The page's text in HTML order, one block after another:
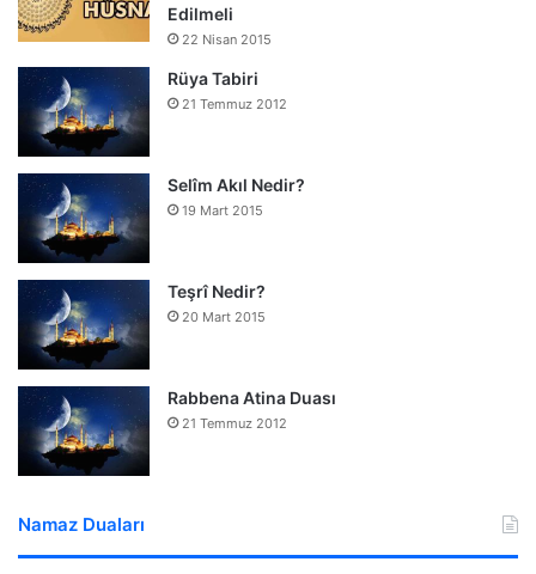
Edilmeli
22 Nisan 2015
Rüya Tabiri
21 Temmuz 2012
Selîm Akıl Nedir?
19 Mart 2015
Teşrî Nedir?
20 Mart 2015
Rabbena Atina Duası
21 Temmuz 2012
Namaz Duaları